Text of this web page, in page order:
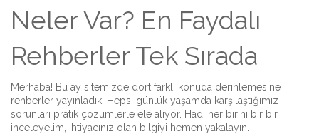
Neler Var? En Faydalı
Rehberler Tek Sırada
Merhaba! Bu ay sitemizde dört farklı konuda derinlemesine
rehberler yayınladık. Hepsi günlük yaşamda karşılaştığımız
sorunları pratik çözümlerle ele alıyor. Hadi her birini bir bir
inceleyelim, ihtiyacınız olan bilgiyi hemen yakalayın.